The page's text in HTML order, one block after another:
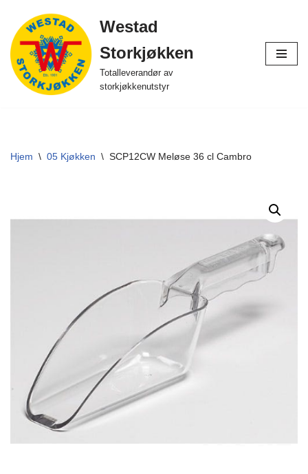
Hopp
til
innholdet
Westad
Storkjøkken
Totalleverandør av
storkjøkkenutstyr
Hjem \ 05 Kjøkken \ SCP12CW Meløse 36 cl Cambro